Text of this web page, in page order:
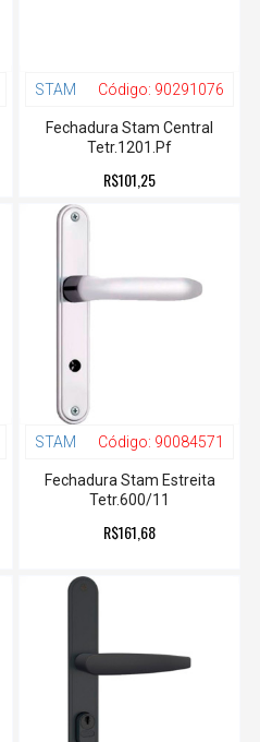
STAM Código: 90291076
Fechadura Stam Central
Tetr.1201.Pf
R$101,25
STAM Código: 90084571
Fechadura Stam Estreita
Tetr.600/11
R$161,68